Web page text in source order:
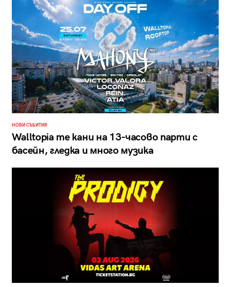
НОВИ СЪБИТИЯ
Walltopia те кани на 13-часово парти с
басейн, гледка и много музика